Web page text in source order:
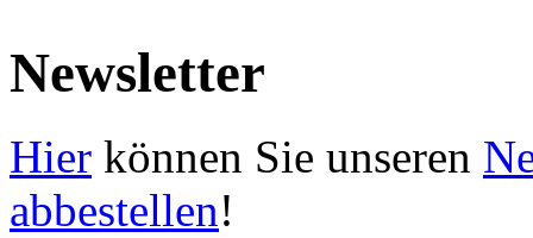
Newsletter
Hier können Sie unseren
abbestellen!